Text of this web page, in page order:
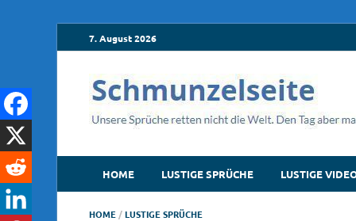
7. August 2026
HOME LUSTIGE SPRÜCHE LUSTIGE
HOME /LUSTIGE SPRÜCHE